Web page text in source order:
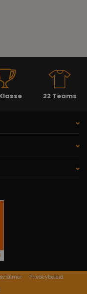
22 Teams
Privacybeleid